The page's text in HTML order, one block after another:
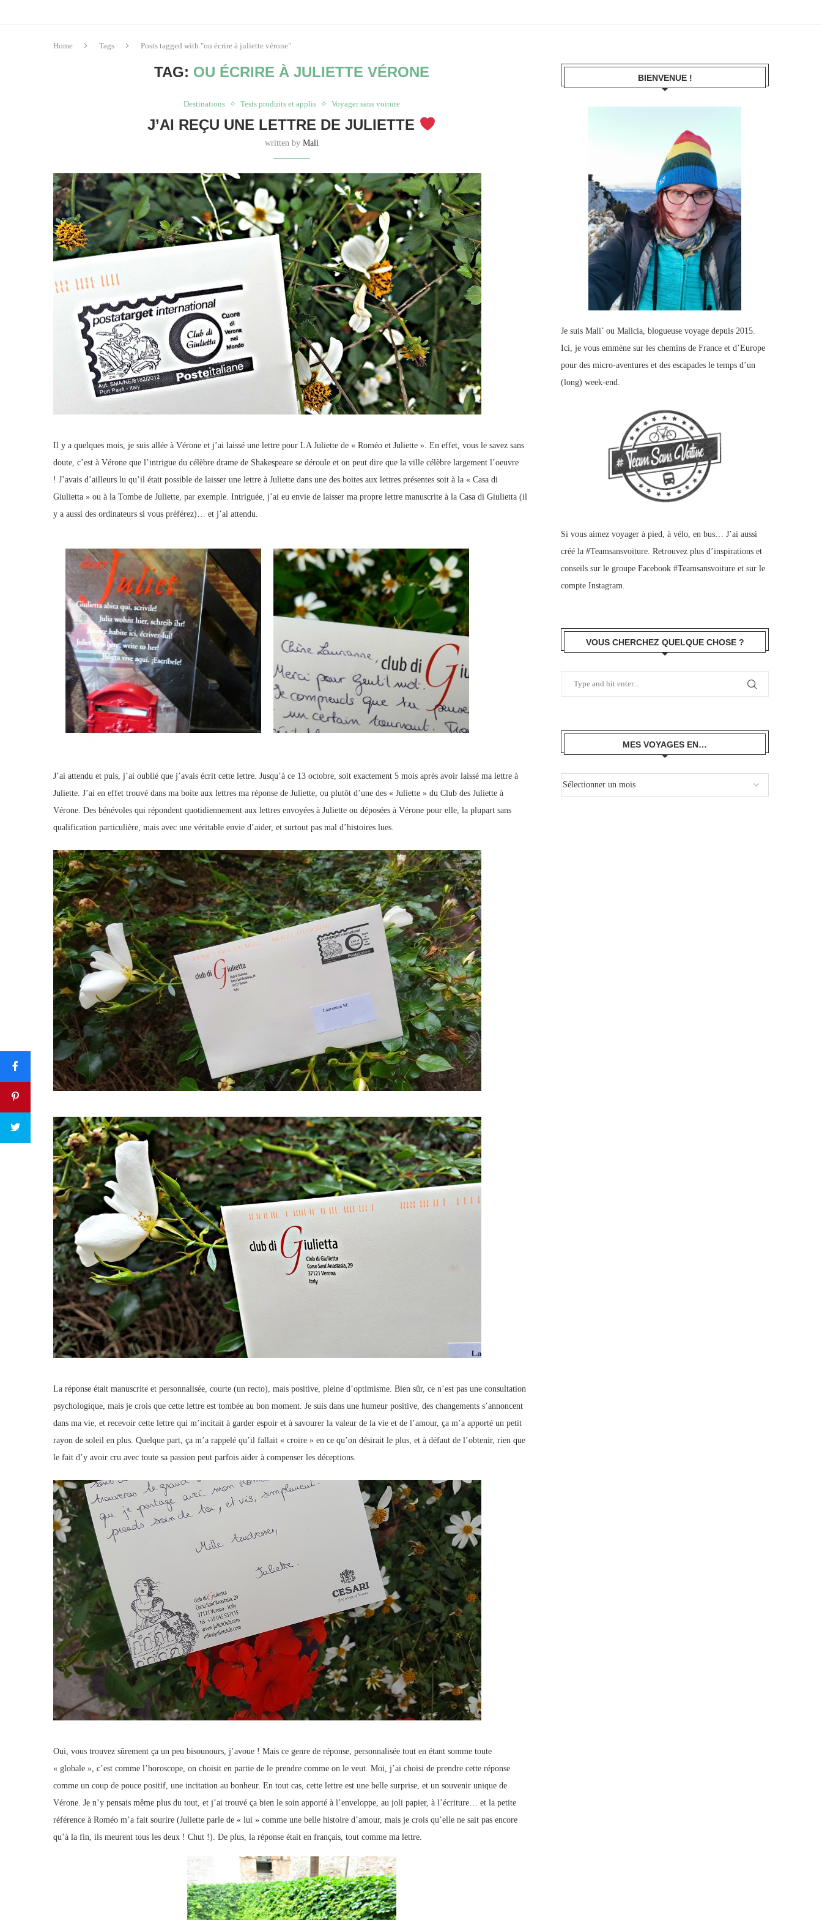
Home Tags Posts tagged with "ou écrire à juliette vérone"
TAG: OU ÉCRIRE À JULIETTE VÉRONE
Destinations Tests produits et applis Voyager sans voiture
J’AI REÇU UNE LETTRE DE JULIETTE
written by Mali
Il y a quelques mois, je suis allée à Vérone et j’ai laissé une lettre pour LA Juliette de « Roméo et Juliette ». En effet, vous le savez sans
doute, c’est à Vérone que l’intrigue du célèbre drame de Shakespeare se déroule et on peut dire que la ville célèbre largement l’oeuvre
! J’avais d’ailleurs lu qu’il était possible de laisser une lettre à Juliette dans une des boites aux lettres présentes soit à la « Casa di
Giulietta » ou à la Tombe de Juliette, par exemple. Intriguée, j’ai eu envie de laisser ma propre lettre manuscrite à la Casa di Giulietta (il
y a aussi des ordinateurs si vous préférez)… et j’ai attendu.
J’ai attendu et puis, j’ai oublié que j’avais écrit cette lettre. Jusqu’à ce 13 octobre, soit exactement 5 mois après avoir laissé ma lettre à
Juliette. J’ai en effet trouvé dans ma boite aux lettres ma réponse de Juliette, ou plutôt d’une des « Juliette » du Club des Juliette à
Vérone. Des bénévoles qui répondent quotidiennement aux lettres envoyées à Juliette ou déposées à Vérone pour elle, la plupart sans
qualification particulière, mais avec une véritable envie d’aider, et surtout pas mal d’histoires lues.
La réponse était manuscrite et personnalisée, courte (un recto), mais positive, pleine d’optimisme. Bien sûr, ce n’est pas une consultation
psychologique, mais je crois que cette lettre est tombée au bon moment. Je suis dans une humeur positive, des changements s’annoncent
dans ma vie, et recevoir cette lettre qui m’incitait à garder espoir et à savourer la valeur de la vie et de l’amour, ça m’a apporté un petit
rayon de soleil en plus. Quelque part, ça m’a rappelé qu’il fallait « croire » en ce qu’on désirait le plus, et à défaut de l’obtenir, rien que
le fait d’y avoir cru avec toute sa passion peut parfois aider à compenser les déceptions.
Oui, vous trouvez sûrement ça un peu bisounours, j’avoue ! Mais ce genre de réponse, personnalisée tout en étant somme toute
« globale », c’est comme l’horoscope, on choisit en partie de le prendre comme on le veut. Moi, j’ai choisi de prendre cette réponse
comme un coup de pouce positif, une incitation au bonheur. En tout cas, cette lettre est une belle surprise, et un souvenir unique de
Vérone. Je n’y pensais même plus du tout, et j’ai trouvé ça bien le soin apporté à l’enveloppe, au joli papier, à l’écriture… et la petite
référence à Roméo m’a fait sourire (Juliette parle de « lui » comme une belle histoire d’amour, mais je crois qu’elle ne sait pas encore
qu’à la fin, ils meurent tous les deux ! Chut !). De plus, la réponse était en français, tout comme ma lettre.
BIENVENUE !
Je suis Mali’ ou Malicia, blogueuse voyage depuis 2015.
Ici, je vous emmène sur les chemins de France et d’Europe
pour des micro-aventures et des escapades le temps d’un
(long) week-end.
Si vous aimez voyager à pied, à vélo, en bus… J’ai aussi
créé la #Teamsansvoiture. Retrouvez plus d’inspirations et
conseils sur le groupe Facebook #Teamsansvoiture et sur le
compte Instagram.
VOUS CHERCHEZ QUELQUE CHOSE ?
MES VOYAGES EN…